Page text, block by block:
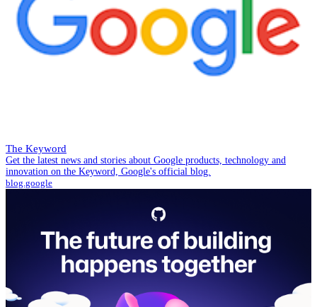
The Keyword
Get the latest news and stories about Google products, technology and
innovation on the Keyword, Google's official blog.
blog.google